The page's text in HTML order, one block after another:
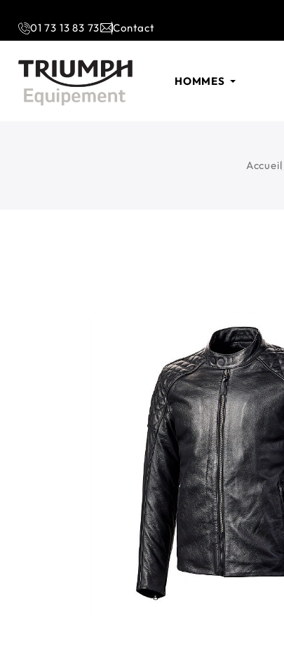
01 73 13 83 73 Contact
HOMMES
Accueil